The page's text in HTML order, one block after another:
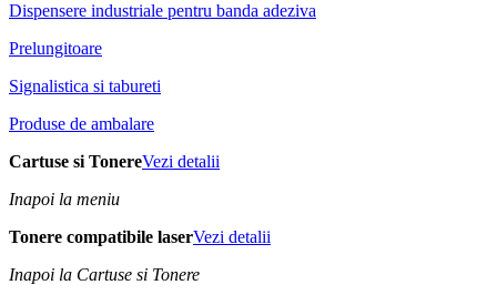
Dispensere industriale pentru banda adeziva
Prelungitoare
Signalistica si tabureti
Produse de ambalare
Cartuse si TonereVezi detalii
Inapoi la meniu
Tonere compatibile laserVezi detalii
Inapoi la Cartuse si Tonere